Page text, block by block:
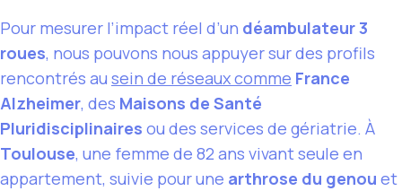
Pour mesurer l’impact réel d’un déambulateur 3
roues, nous pouvons nous appuyer sur des profils
rencontrés au sein de réseaux comme France
Alzheimer, des Maisons de Santé
Pluridisciplinaires ou des services de gériatrie. À
Toulouse, une femme de 82 ans vivant seule en
appartement, suivie pour une arthrose du genou et